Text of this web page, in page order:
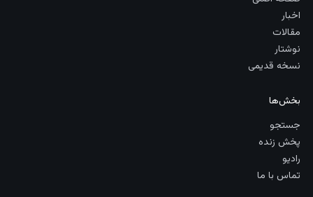
اخبار
مقالات
نوشتار
نسخه قدیمی
بخش‌ها
جستجو
پخش زنده
رادیو
تماس با ما